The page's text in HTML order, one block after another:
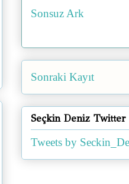
Sonsuz Ark
Sonraki Kayıt
Seçkin Deniz Twitter
Tweets by